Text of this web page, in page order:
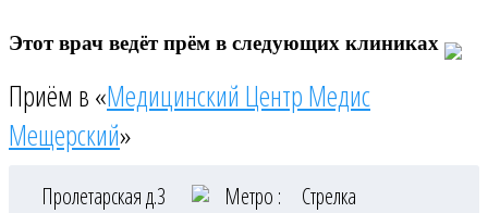
Этот врач ведёт прём в следующих клиниках
Приём в «Медицинский Центр Медис
Мещерский»
Пролетарская д.3 Метро : Стрелка